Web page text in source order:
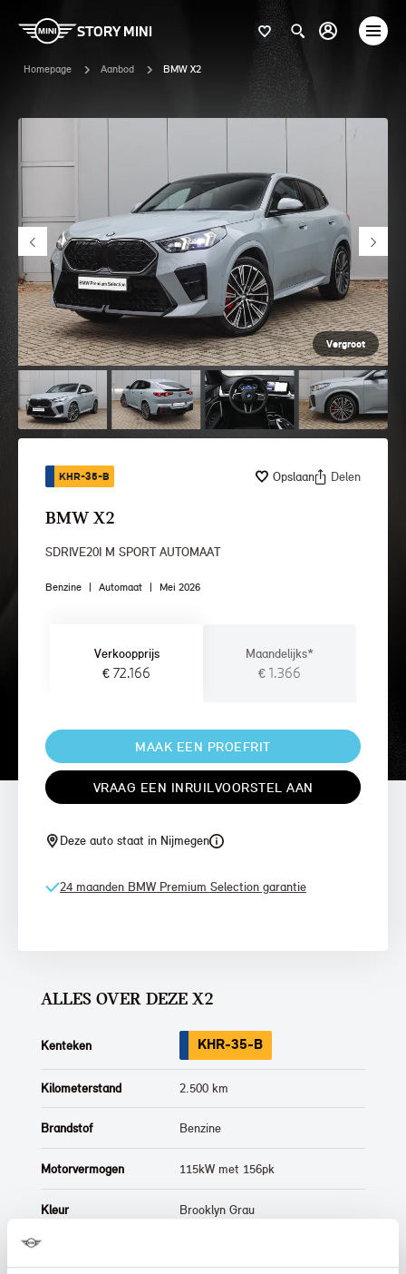
STORY MINI
Homepage Aanbod BMW X2
Vergroot
KHR-35-B Opslaan Delen
BMW X2
SDRIVE20I M SPORT AUTOMAAT
Benzine | Automaat | Mei 2026
Verkoopprijs
€ 72.166
Maandelijks*
€ 1.366
MAAK EEN PROEFRIT
VRAAG EEN INRUILVOORSTEL AAN
Deze auto staat in Nijmegen
24 maanden BMW Premium Selection garantie
ALLES OVER DEZE X2
Kenteken KHR-35-B
Kilometerstand 2.500 km
Brandstof Benzine
Motorvermogen 115kW met 156pk
Kleur Brooklyn Grau